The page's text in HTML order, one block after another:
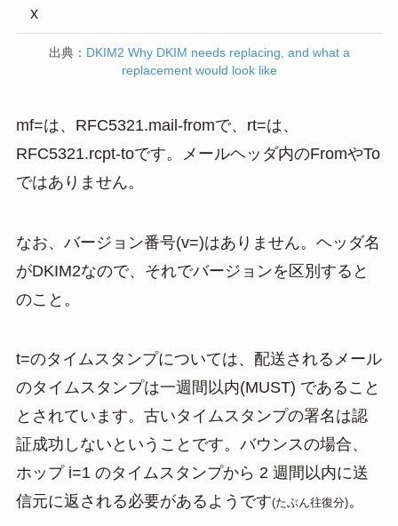
x
出典： DKIM2 Why DKIM needs replacing, and what a
replacement would look like
mf=は、RFC5321.mail-fromで、rt=は、
RFC5321.rcpt-toです。メールヘッダ内のFromやTo
ではありません。
なお、バージョン番号(v=)はありません。ヘッダ名
がDKIM2なので、それでバージョンを区別すると
のこと。
t=のタイムスタンプについては、配送されるメール
のタイムスタンプは一週間以内(MUST) であること
とされています。古いタイムスタンプの署名は認
証成功しないということです。バウンスの場合、
ホップ i=1 のタイムスタンプから 2 週間以内に送
信元に返される必要があるようです(たぶん往復分)。